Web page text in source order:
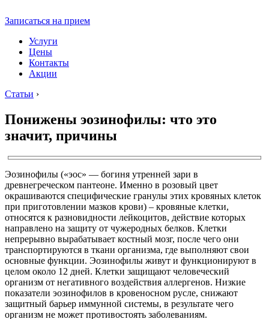
Записаться на прием
Услуги
Цены
Контакты
Акции
Статьи ›
Понижены эозинофилы: что это
значит, причины
Эозинофилы («эос» — богиня утренней зари в
древнегреческом пантеоне. Именно в розовый цвет
окрашиваются специфические гранулы этих кровяных клеток
при приготовлении мазков крови) – кровяные клетки,
относятся к разновидности лейкоцитов, действие которых
направлено на защиту от чужеродных белков. Клетки
непрерывно вырабатывает костный мозг, после чего они
транспортируются в ткани организма, где выполняют свои
основные функции. Эозинофилы живут и функционируют в
целом около 12 дней. Клетки защищают человеческий
организм от негативного воздействия аллергенов. Низкие
показатели эозинофилов в кровеносном русле, снижают
защитный барьер иммунной системы, в результате чего
организм не может противостоять заболеваниям.